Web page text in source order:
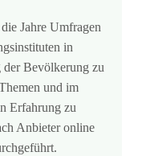
Jahre Umfragen
in
der Bevölkerung zu
und im
Erfahrung zu
Anbieter online